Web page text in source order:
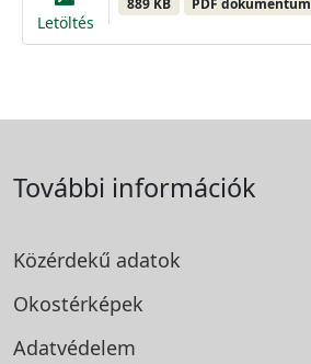
Letöltés
889 KB PDF dokumentum
További információk
Közérdekű adatok
Okostérképek
Adatvédelem